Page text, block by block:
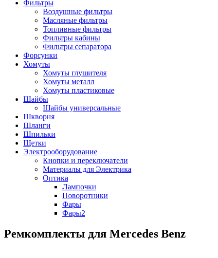
Фильтры
Воздушные фильтры
Масляные фильтры
Топливные фильтры
Фильтры кабины
Фильтры сепаратора
Форсунки
Хомуты
Хомуты глушителя
Хомуты металл
Хомуты пластиковые
Шайбы
Шайбы универсальные
Шкворня
Шланги
Шпильки
Щетки
Электрооборудование
Кнопки и переключатели
Материалы для Электрика
Оптика
Лампочки
Поворотники
Фары
Фары2
Ремкомплекты для Mercedes Benz